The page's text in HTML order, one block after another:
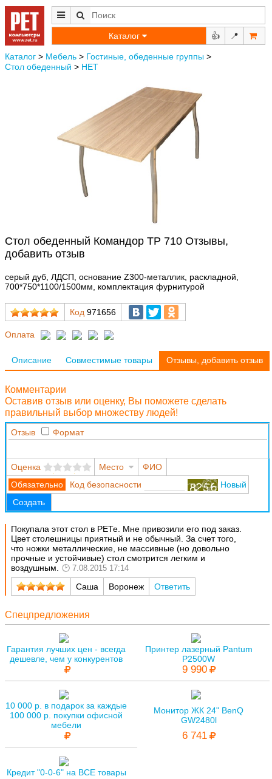
Каталог 👍 📍
Каталог > Мебель > Гостиные, обеденные группы >
Стол обеденный > НЕТ
Стол обеденный Командор ТР 710 Отзывы,
добавить отзыв
серый дуб, ЛДСП, основание Z300-металлик, раскладной,
700*750*1100/1500мм, комплектация фурнитурой
Код 971656
Оплата
Описание Совместимые товары Отзывы, добавить отзыв
Комментарии
Оставив отзыв или оценку, Вы поможете сделать
правильный выбор множеству людей!
Отзыв Формат
Оценка Место
ФИО
Код безопасности
Новый
Создать
Покупала этот стол в РЕТе. Мне привозили его под заказ.
Цвет столешницы приятный и не обычный. За счет того,
что ножки металлические, не массивные (но довольно
прочные и устойчивые) стол смотрится легким и
воздушным.
7.08.2015 17:14
Саша Воронеж Ответить
Спецпредложения
Гарантия лучших цен - всегда
дешевле, чем у конкурентов
Принтер лазерный Pantum
P2500W
9 990
10 000 р. в подарок за каждые
100 000 р. покупки офисной
мебели
Монитор ЖК 24" BenQ
GW2480l
6 741
Кредит "0-0-6" на ВСЕ товары